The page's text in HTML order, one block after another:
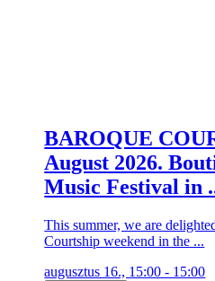
BAROQUE
August 2026.
Music Festival in
This summer, we are
Courtship weekend in the ...
augusztus 16., 15:00 - 15:00